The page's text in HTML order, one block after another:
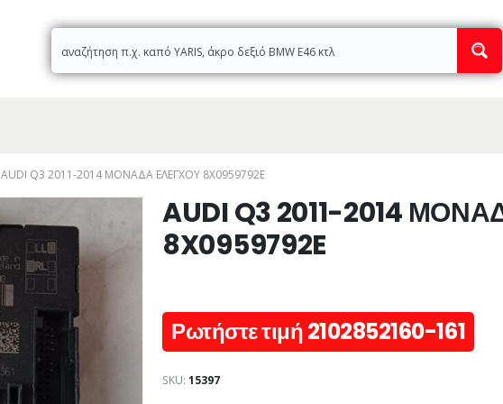
AUDI Q3 2011-2014 ΜΟΝΑΔΑ ΕΛΕΓΧΟΥ 8X0959792E
AUDI Q3 2011-2014
8X0959792E
Ρωτήστε τιμή 2102852160-161
SKU: 15397